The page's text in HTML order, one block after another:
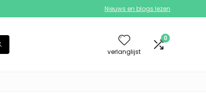
Nieuws en blogs lezen
verlanglijst
0